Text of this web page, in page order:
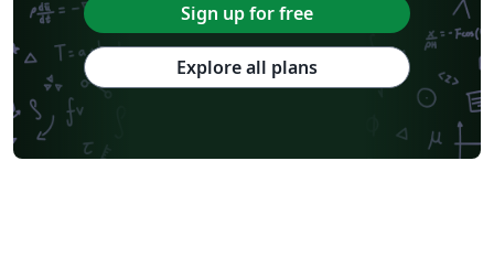
Sign up for free
Explore all plans